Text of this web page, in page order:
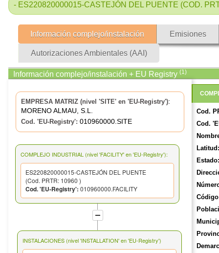
- ES220820000015-CASTEJÓN DEL PUENTE (COD.
Información complejo/instalación Emisiones
Autorizaciones Ambientales (AAI)
Información complejo/instalación + EU Registry (1)
EMPRESA MATRIZ (nivel 'SITE' en 'EU-Registry'):
MORENO ALMAU, S.L.
Cod. 'EU-Registry': 010960000.SITE
COMPLEJO INDUSTRIAL (nivel 'FACILITY' en 'EU-Registry'):
ES220820000015-CASTEJÓN DEL PUENTE
(Cod. PRTR: 10960 )
Cod. 'EU-Registry': 010960000.FACILITY
INSTALACIONES (nivel 'INSTALLATION' en 'EU-Registry')
Cod.
Cod.
Latitud:
Estado: